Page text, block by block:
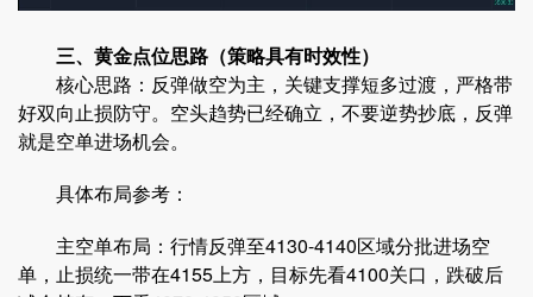
三、黄金点位思路（策略具有时效性）
核心思路：反弹做空为主，关键支撑短多过渡，严格带
好双向止损防守。空头趋势已经确立，不要逆势抄底，反弹
就是空单进场机会。
具体布局参考：
主空单布局：行情反弹至4130-4140区域分批进场空
单，止损统一带在4155上方，目标先看4100关口，跌破后